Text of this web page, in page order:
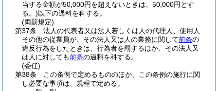
当する金額が50,000円を超えないときは、50,000円とす
る。)以下の過料を科する。
(両罰規定)
第37条
法人の代表者又は法人若しくは人の代理人、使用人
その他の従業員が、その法人又は人の業務に関して前条の
違反行為をしたときは、行為者を罰するほか、その法人又
は人に対しても前条の過料を科する。
(委任)
第38条
この条例で定めるもののほか、この条例の施行に関
し必要な事項は、規程で定める。